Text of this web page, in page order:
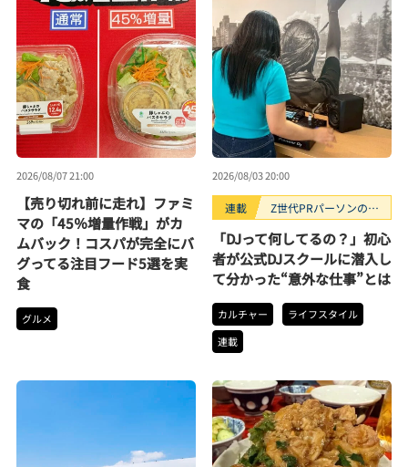
2026/08/07 21:00
【売り切れ前に走れ】ファミ
マの「45％増量作戦」がカ
ムバック！コスパが完全にバ
グってる注目フード5選を実
食
グルメ
2026/08/03 20:00
連載
Z世代PRパーソンのキ
「DJって何してるの？」初心
者が公式DJスクールに潜入し
て分かった“意外な仕事”とは
カルチャー
ライフスタイル
連載